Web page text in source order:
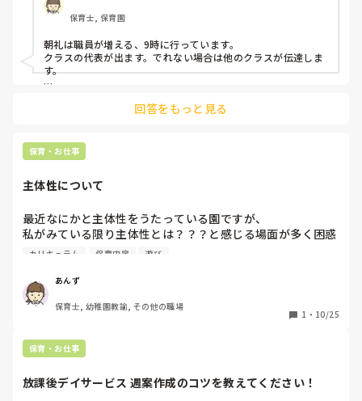
例えば、基本は毎朝、園庭で体操をするのですが、学年ごと
にその日のカリキュラムによって、朝の体操の有無が違いま
す。そのようなことですら共通認識ができておらず、登園し
てきた子どもへの声掛けに困ります。実際に、後から子ども
たちを急いで園庭に出して…なんて日も多々あります。マン
もたち自身が混乱しています。
です。このようなことは大人が防げばいい話だと、私は考え
てしまいます)
私自身が非正規で朝礼・終礼の時間にはいないため、正職・
「分かんないんですけど、多分…」のような返事が返ってく
ることが多く…。
別時間の勤怠が当たり前になっているかと思うのですが…ど
うされていますか？
私は、以前の勤め先では朝礼も終礼も全員で行っていたの
保育士, 保育園
朝礼は職員が増える、9時に行っています。
クラスの代表が出ます。でれない場合は他のクラスが伝達しま
す。
と、学年のことであれば、週案が確認しやすいかと思います。
ます。
回答をもっと見る
保育・お仕事
主体性について
最近なにかと主体性をうたっている園ですが、
私がみている限り主体性とは？？？と感じる場面が多く困惑
しています。例えば
①お遊戯会では担任が決めた曲、メンバー、配置、衣装、振
り付け、で子どもが踊る。
②器楽に力を入れていて週に2回は講師を呼んで長時間練
③自由遊びでも、担任が用意した（もしくは子どもと相談し
て出した）玩具でしか遊べない。
などです。
カリキュラム 保育内容 遊び
あんず
保育士, 幼稚園教諭, その他の職場
1 ・ 10/25
保育・お仕事
放課後デイサービス 週案作成のコツを教えてください！